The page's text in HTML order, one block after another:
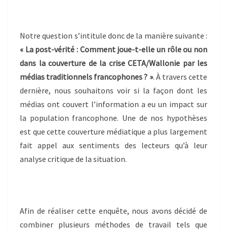
Notre question s’intitule donc de la manière suivante :
« La post-vérité : Comment joue-t-elle un rôle ou non
dans la couverture de la crise CETA/Wallonie par les
médias traditionnels francophones ? ». À travers cette
dernière, nous souhaitons voir si la façon dont les
médias ont couvert l’information a eu un impact sur
la population francophone. Une de nos hypothèses
est que cette couverture médiatique a plus largement
fait appel aux sentiments des lecteurs qu’à leur
analyse critique de la situation.
Afin de réaliser cette enquête, nous avons décidé de
combiner plusieurs méthodes de travail tels que